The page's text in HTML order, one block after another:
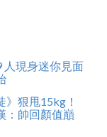
人現身迷你見面
狠甩15kg！
：帥回顏值巔